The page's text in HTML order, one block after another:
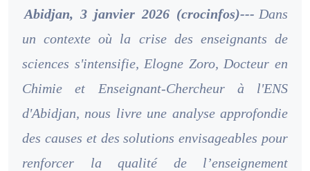
Abidjan, 3 janvier 2026 (crocinfos)--- Dans
un contexte où la crise des enseignants de
sciences s'intensifie, Elogne Zoro, Docteur en
Chimie et Enseignant-Chercheur à l'ENS
d'Abidjan, nous livre une analyse approfondie
des causes et des solutions envisageables pour
renforcer la qualité de l’enseignement